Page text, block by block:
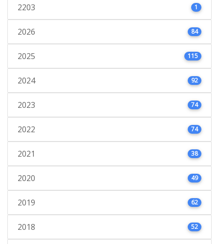
2203 1
2026 84
2025 115
2024 92
2023 74
2022 74
2021 38
2020 49
2019 62
2018 52